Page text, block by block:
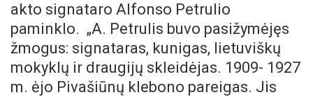
akto signataro Alfonso Petrulio
paminklo. „A. Petrulis buvo pasižymėjęs
žmogus: signataras, kunigas, lietuviškų
mokyklų ir draugijų skleidėjas. 1909- 1927
m. ėjo Pivašiūnų klebono pareigas. Jis